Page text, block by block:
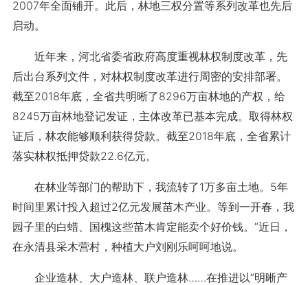
2007年全面铺开。此后，林地三权分置等系列改革也先后
启动。
近年来，河北省委省政府高度重视林权制度改革，先
后出台系列文件，对林权制度改革进行周密的安排部署。
截至2018年底，全省共明晰了8296万亩林地的产权，给
8245万亩林地登记发证，主体改革已基本完成。取得林权
证后，林农能够顺利获得贷款。截至2018年底，全省累计
落实林权抵押贷款22.6亿元。
在林业等部门的帮助下，我流转了1万多亩土地。5年
时间里累计投入超过2亿元发展苗木产业。等到一开春，我
园子里的白蜡、国槐这些苗木肯定能卖个好价钱。”近日，
在永清县采木营村，种植大户刘刚乐呵呵地说。
企业造林、大户造林、联户造林……在推进以“明晰产